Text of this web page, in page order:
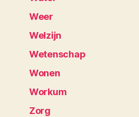
Weer
Welzijn
Wetenschap
Wonen
Workum
Zorg